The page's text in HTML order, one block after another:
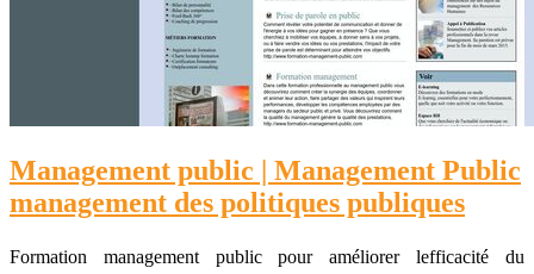
Management public | Management Public
management des politiques publiques
Formation management public pour améliorer lefficacité du